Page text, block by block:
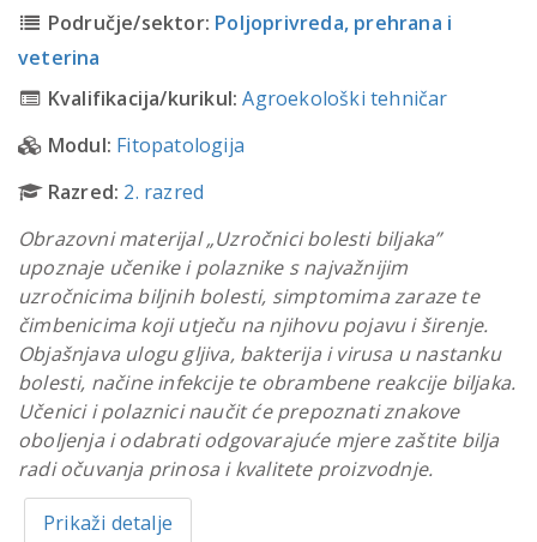
Područje/sektor: Poljoprivreda, prehrana i
veterina
Kvalifikacija/kurikul: Agroekološki tehničar
Modul: Fitopatologija
Razred: 2. razred
Obrazovni materijal „Uzročnici bolesti biljaka”
upoznaje učenike i polaznike s najvažnijim
uzročnicima biljnih bolesti, simptomima zaraze te
čimbenicima koji utječu na njihovu pojavu i širenje.
Objašnjava ulogu gljiva, bakterija i virusa u nastanku
bolesti, načine infekcije te obrambene reakcije biljaka.
Učenici i polaznici naučit će prepoznati znakove
oboljenja i odabrati odgovarajuće mjere zaštite bilja
radi očuvanja prinosa i kvalitete proizvodnje.
Prikaži detalje